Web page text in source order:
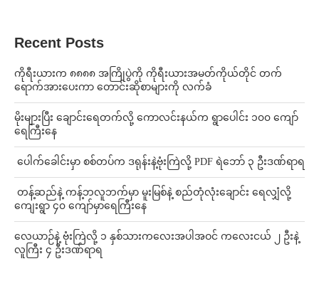
Recent Posts
ကိုရီးယားက ၈၈၈၈ အကြိုပွဲကို ကိုရီးယားအမတ်ကိုယ်တိုင် တက်
ရောက်အားပေးကာ တောင်းဆိုစာများကို လက်ခံ
⁨မိုးများပြီး ချောင်းရေတက်လို့ ကောလင်းနယ်က ရွာပေါင်း ၁၀၀ ကျော်
ရေကြီးနေ
⁩ ⁨ပေါက်ခေါင်းမှာ စစ်တပ်က ဒရုန်းနဲ့ဗုံးကြဲလို့ PDF ရဲဘော် ၃ ဦးဒဏ်ရာရ
⁩ ⁨တန့်ဆည်နဲ့ ကန့်ဘလူဘက်မှာ မူးမြစ်နဲ့ စည်တုံလုံးချောင်း ရေလျှံလို့
ကျေးရွာ ၄၀ ကျော်မှာရေကြီးနေ
⁨လေယာဉ်နဲ့ ဗုံးကြဲလို့ ၁ နှစ်သားကလေးအပါအဝင် ကလေးငယ် ၂ ဦးနဲ့
လူကြီး ၄ ဦးဒဏ်ရာရ